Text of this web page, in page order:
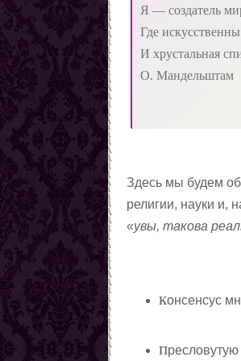
Я — создатель
Где
И хрустальная
О. Мандельштам
Здесь мы будем
религии, науки и,
«увы, такова
консенсус
п